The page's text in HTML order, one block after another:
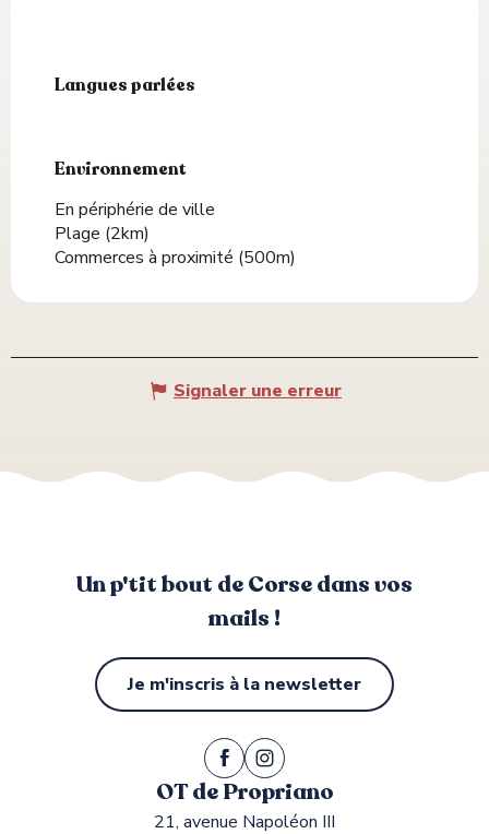
Langues parlées
Langues parlées
Environnement
Environnement
En périphérie de ville
Plage (2km)
Commerces à proximité (500m)
Signaler une erreur
Un p'tit bout de Corse dans vos
mails !
Je m'inscris à la newsletter
OT de Propriano
21, avenue Napoléon III